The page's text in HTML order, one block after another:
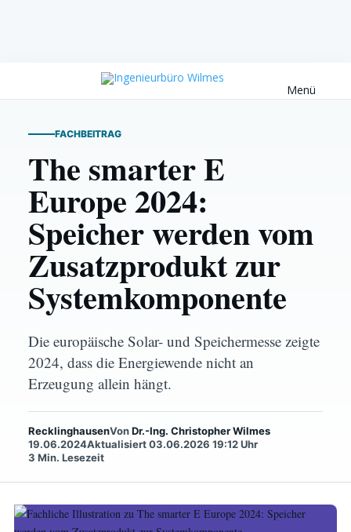
Menü
FACHBEITRAG
The smarter E
Europe 2024:
Speicher werden vom
Zusatzprodukt zur
Systemkomponente
Die europäische Solar- und Speichermesse zeigte
2024, dass die Energiewende nicht an
Erzeugung allein hängt.
RecklinghausenVonDr.-Ing. Christopher Wilmes
19.06.2024Aktualisiert 03.06.2026 19:12 Uhr
3 Min. Lesezeit
FACHMESSE ENERGIE
werden vom Zusatzprodukt zur
Systemkomponente
Die europäische Solar- und
Speichermesse zeigte 2024, dass die
Energiewende nicht an Erzeugung
allein hängt.
Von Christopher WilmesVeröffentlicht am
4 Minuten Lesezeit